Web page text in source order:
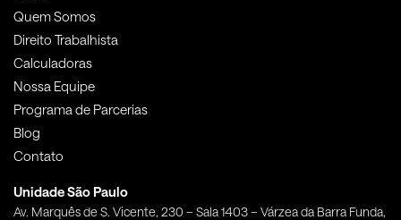
Quem Somos
Direito Trabalhista
Calculadoras
Nossa Equipe
Programa de Parcerias
Blog
Contato
Unidade São Paulo
Av. Marquês de S. Vicente, 230 – Sala 1403 – Várzea da Barra Funda,